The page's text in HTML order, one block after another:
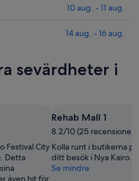
10 aug. - 11 aug.
14 aug. - 16 aug.
sevärdheter i
Festival City
Detta
även hit för
Rehab Mall 1
8.2/10 (25 recensioner)
Kolla runt i butikerna
ditt besök i Nya Kairo.
Se mindre